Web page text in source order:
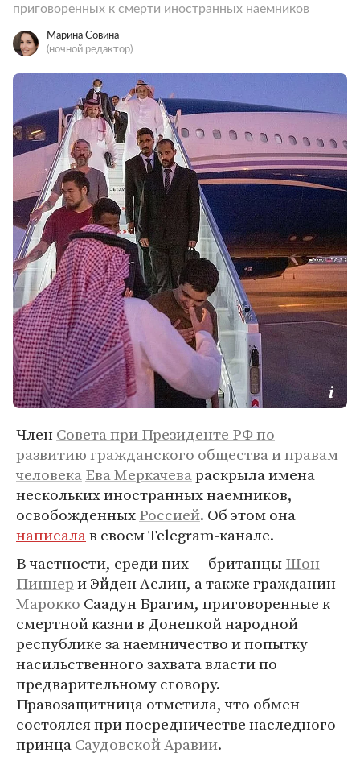
приговоренных к смерти иностранных наемников
Марина Совина
(ночной редактор)
ЧленСовета при Президенте РФ по
развитию гражданского общества и правам
человекаЕва Меркачевараскрыла имена
нескольких иностранных наемников,
освобожденныхРоссией. Об этом она
написалав своем Telegram-канале.
В частности, среди них — британцыШон
Пиннери Эйден Аслин, а также гражданин
Марокко Саадун Брагим, приговоренные к
смертной казни в Донецкой народной
республике за наемничество и попытку
насильственного захвата власти по
предварительному сговору.
Правозащитница отметила, что обмен
состоялся при посредничестве наследного
принцаСаудовской Аравии.